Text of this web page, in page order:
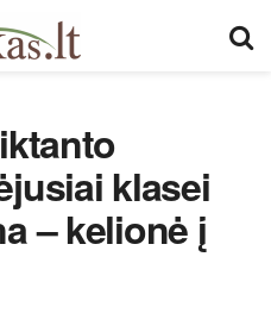
klasei
– kelionė į